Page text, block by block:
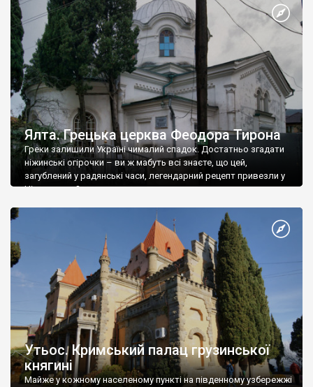
Ялта. Грецька церква Феодора Тирона
Греки залишили Україні чималий спадок. Достатньо згадати
ніжинські огірочки – ви ж мабуть всі знаєте, що цей,
загублений у радянські часи, легендарний рецепт привезли у
Ніжин греки?
Утьос. Кримський палац грузинської
княгині
Майже у кожному населеному пункті на південному узбережжі